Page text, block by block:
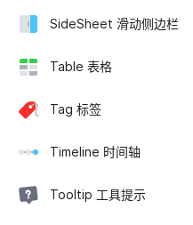
SideSheet 滑动侧边栏
Table 表格
Tag 标签
Timeline 时间轴
Tooltip 工具提示